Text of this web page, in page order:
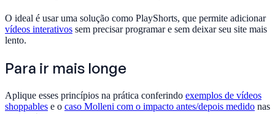
O ideal é usar uma solução como PlayShorts, que permite adicionar
vídeos interativos sem precisar programar e sem deixar seu site mais
lento.
Para ir mais longe
Aplique esses princípios na prática conferindo exemplos de vídeos
shoppables e o caso Molleni com o impacto antes/depois medido nas